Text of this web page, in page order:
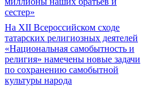
сестер»
На XII Всероссийском сходе
татарских религиозных деятелей
«Национальная самобытность и
религия» намечены новые задачи
по сохранению самобытной
культуры народа